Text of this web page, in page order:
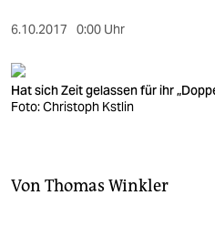
berlin
6.10.2017 0:00 Uhr
Hat sich Zeit gelassen für ihr
Foto: Christoph Kstlin
Von Thomas Winkler